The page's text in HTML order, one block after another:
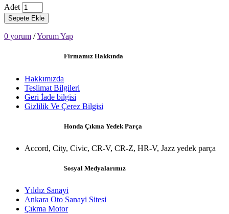
Adet
Sepete Ekle
0 yorum /Yorum Yap
Firmamız Hakkında
Hakkımızda
Teslimat Bilgileri
Geri İade bilgisi
Gizlilik Ve Çerez Bilgisi
Honda Çıkma Yedek Parça
Accord, City, Civic, CR-V, CR-Z, HR-V, Jazz yedek parça
Sosyal Medyalarımız
Yıldız Sanayi
Ankara Oto Sanayi Sitesi
Çıkma Motor